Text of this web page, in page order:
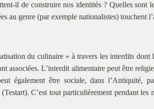
il de construire nos identités ? Quelles sont
au genre (par exemple nationalistes) touchent
du culinaire » à travers les interdits dont
associées. L’interdit alimentaire peut être
également être sociale, dans l’Antiquité,
C’est tout particulièrement pendant les